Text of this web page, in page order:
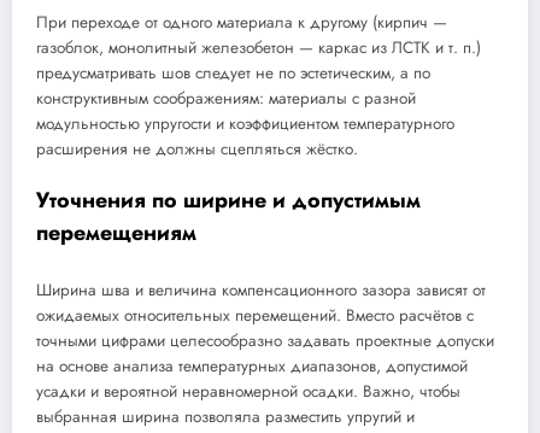
При переходе от одного материала к другому (кирпич —
газоблок, монолитный железобетон — каркас из ЛСТК и т. п.)
предусматривать шов следует не по эстетическим, а по
конструктивным соображениям: материалы с разной
модульностью упругости и коэффициентом температурного
расширения не должны сцепляться жёстко.
Уточнения по ширине и допустимым
перемещениям
Ширина шва и величина компенсационного зазора зависят от
ожидаемых относительных перемещений. Вместо расчётов с
точными цифрами целесообразно задавать проектные допуски
на основе анализа температурных диапазонов, допустимой
усадки и вероятной неравномерной осадки. Важно, чтобы
выбранная ширина позволяла разместить упругий и